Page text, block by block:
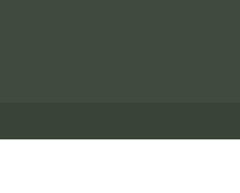
PartnerTechdesk